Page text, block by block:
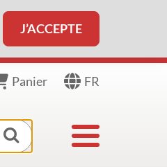
J’ACCEPTE
Panier FR
Afficher/